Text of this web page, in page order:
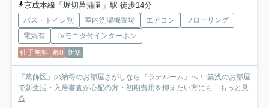
京成本線「堀切菖蒲園」駅 徒歩14分
バス・トイレ別 室内洗濯機置場 エアコン
フローリング
電気有
TVモニタ付インターホン
仲手無料 敷0 新築
『葛飾区』の納得のお部屋さがしなら『ラテルーム』へ！ 築浅のお部屋
で新生活・入居審査が心配の方・初期費用を抑えたい方にも... もっと見
る